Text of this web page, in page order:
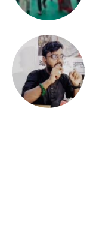
नवीनतम लेख